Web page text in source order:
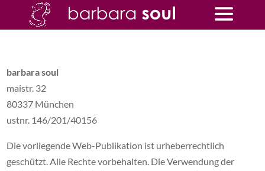
barbara soul
maistr. 32
80337 München
ustnr. 146/201/40156
Die vorliegende Web-Publikation ist urheberrechtlich
geschützt. Alle Rechte vorbehalten. Die Verwendung der